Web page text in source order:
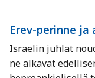
Erev-perinne ja
Israelin juhlat
ne alkavat